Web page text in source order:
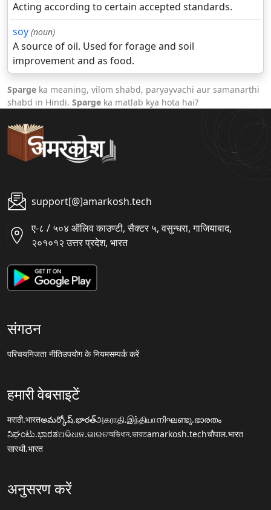
Acting according to certain accepted standards.
soy (noun)
A source of oil. Used for forage and soil
improvement and as food.
Sparge ka meaning, vilom shabd, paryayvachi aur samanarthi
shabd in Hindi. Sparge ka matlab kya hota hai?
support[@]amarkosh.tech
ए-८ / ५०४ ऑलिव काउण्टी, सैक्टर ५, वसुन्धरा, गाजियाबाद,
२०१०१२ उत्तर प्रदेश, भारत
संगठन
परिचयनिजता नीतिउपयोग के नियमसम्पर्क करें
हमारी वेबसाइटें
मराठी.भारतఅమర్కోష్.భారత్அகராதி.இந்தியாനിഘണ്ടു.ഭാരതം
ನಿಘಂಟು.ಭಾರತଅଭିଧାନ.ଭାରତঅভিধান.ভারতamarkosh.techचौपाल.भारत
सारथी.भारत
अनुसरण करें